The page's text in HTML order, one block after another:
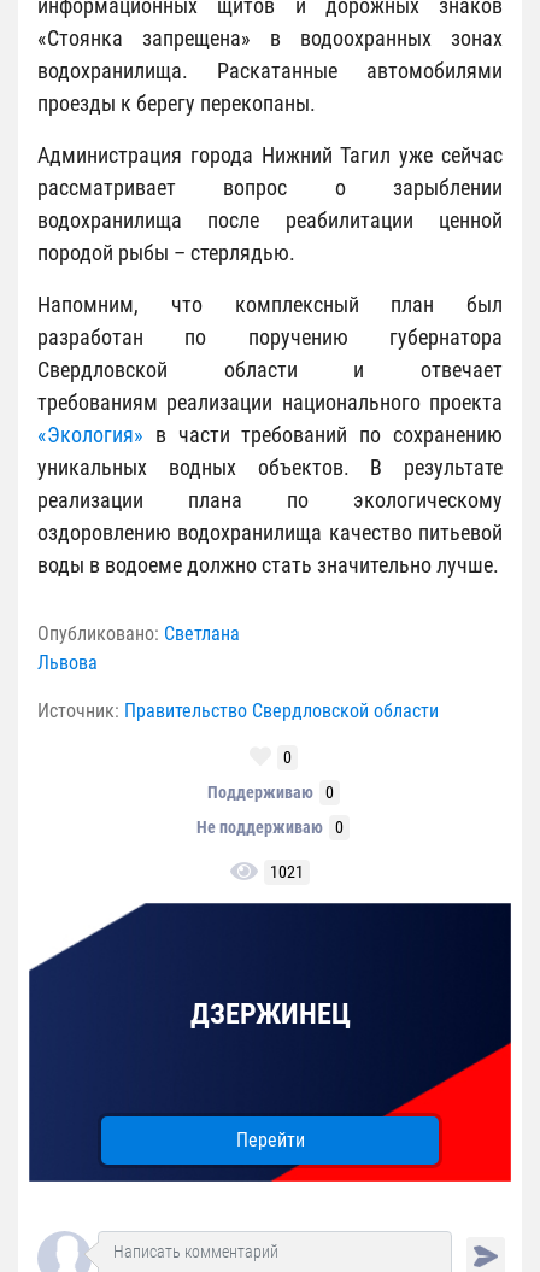
информационных щитов и дорожных знаков
«Стоянка запрещена» в водоохранных зонах
водохранилища. Раскатанные автомобилями
проезды к берегу перекопаны.
Администрация города Нижний Тагил уже сейчас
рассматривает вопрос о зарыблении
водохранилища после реабилитации ценной
породой рыбы – стерлядью.
Напомним, что комплексный план был
разработан по поручению губернатора
Свердловской области и отвечает
требованиям реализации национального проекта
«Экология» в части требований по сохранению
уникальных водных объектов. В результате
реализации плана по экологическому
оздоровлению водохранилища качество питьевой
воды в водоеме должно стать значительно лучше.
Опубликовано: Светлана
Львова
Источник: Правительство Свердловской области
0
Поддерживаю
0
Не поддерживаю
0
1021
ДЗЕРЖИНЕЦ
Перейти